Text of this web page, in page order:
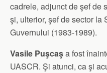
cadrele, adjunct de şef de
şi, ulterior, şef de sector la
Guvernului (1983-1989).
Vasile Puşcaşa fost
UASCR. Şi atunci, ca şi